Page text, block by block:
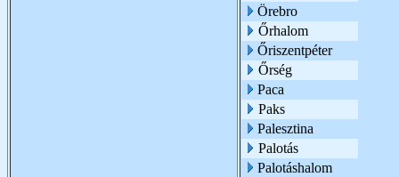
Örebro
Őrhalom
Őriszentpéter
Őrség
Paca
Paks
Palesztina
Palotás
Palotáshalom